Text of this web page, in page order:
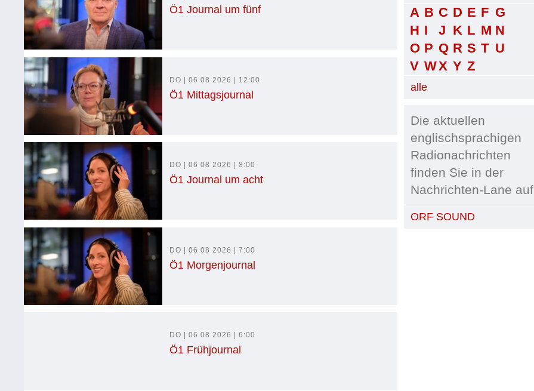
A B C D E F G
H I J K L M N
O P Q R S T U
V WX Y Z
alle
Die aktuellen
englischsprachigen
Radionachrichten
finden Sie in der
Nachrichten-Lane auf
ORF SOUND
Ö1 Journal um fünf
DO | 06 08 2026 | 12:00
Ö1 Mittagsjournal
DO | 06 08 2026 | 8:00
Ö1 Journal um acht
DO | 06 08 2026 | 7:00
Ö1 Morgenjournal
DO | 06 08 2026 | 6:00
Ö1 Frühjournal